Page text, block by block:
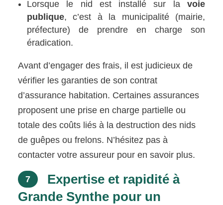
Lorsque le nid est installé sur la voie
publique, c’est à la municipalité (mairie,
préfecture) de prendre en charge son
éradication.
Avant d’engager des frais, il est judicieux de
vérifier les garanties de son contrat
d’assurance habitation. Certaines assurances
proposent une prise en charge partielle ou
totale des coûts liés à la destruction des nids
de guêpes ou frelons. N’hésitez pas à
contacter votre assureur pour en savoir plus.
7
Expertise et rapidité à
Grande Synthe pour un